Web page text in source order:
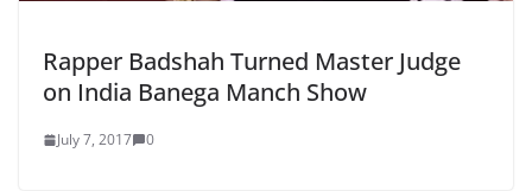
Rapper Badshah Turned Master Judge
on India Banega Manch Show
July 7, 2017 0